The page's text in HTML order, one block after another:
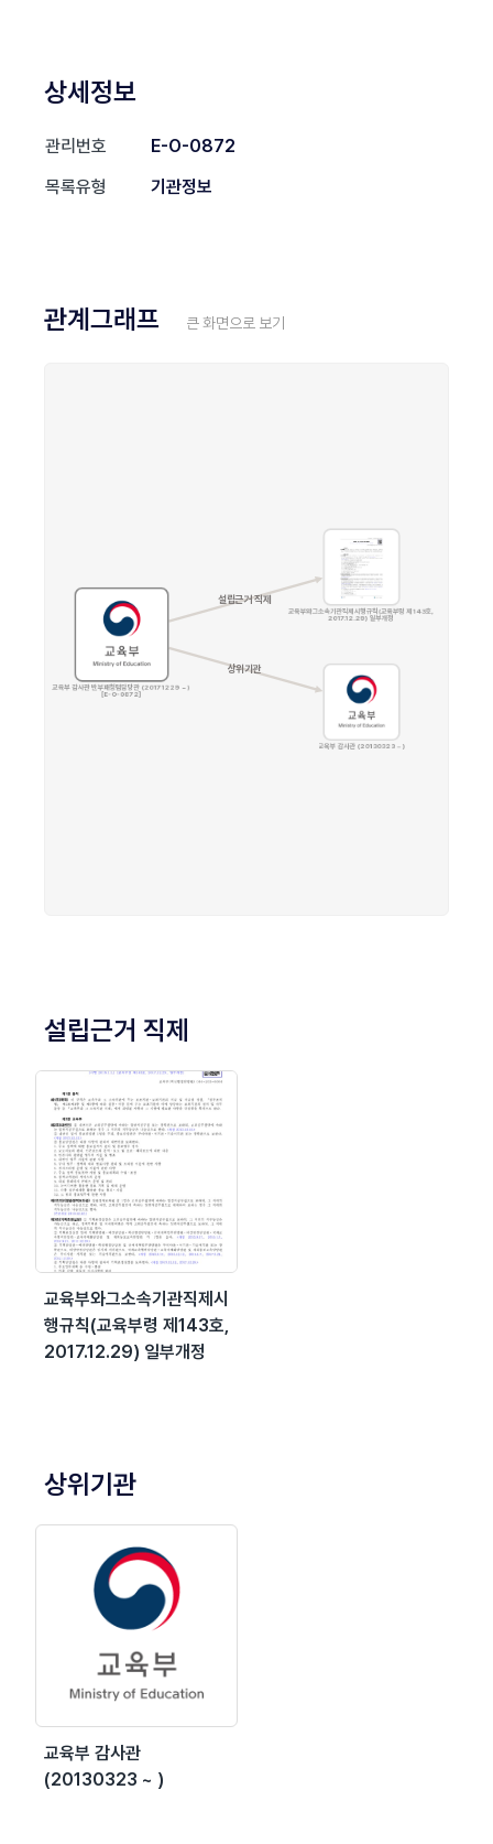
상세정보
관리번호
E-O-0872
목록유형
기관정보
관계그래프 큰 화면으로 보기
설립근거 직제
교육부와그소속기관직제시
행규칙(교육부령 제143호,
2017.12.29) 일부개정
상위기관
교육부 감사관
(20130323 ~ )